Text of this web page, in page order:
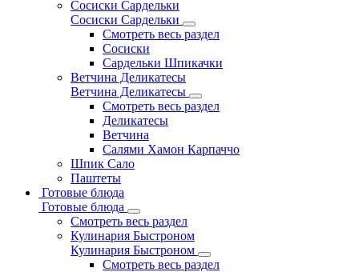
Сосиски Сардельки
Сосиски Сардельки
Смотреть весь раздел
Сосиски
Сардельки Шпикачки
Ветчина Деликатесы
Ветчина Деликатесы
Смотреть весь раздел
Деликатесы
Ветчина
Салями Хамон Карпаччо
Шпик Сало
Паштеты
Готовые блюда
Готовые блюда
Смотреть весь раздел
Кулинария Быстроном
Кулинария Быстроном
Смотреть весь раздел